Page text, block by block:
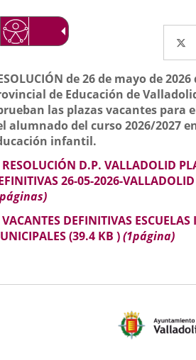
a
de 26 de mayo de
de Educación de
las plazas vacantes para
alumnado del curso 2026/2027
infantil.
RESOLUCIÓN D.P. VALLADOLID
26-05-2026-
VACANTES DEFINITIVAS
(39.4 KB )(1página)